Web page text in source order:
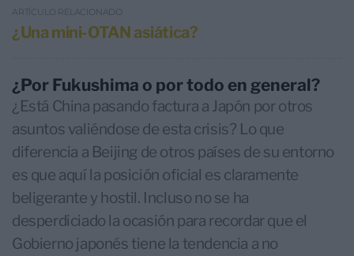
ARTÍCULO RELACIONADO
¿Una mini-OTAN asiática?
¿Por Fukushima o por todo en general?
¿Está China pasando factura a Japón por otros
asuntos valiéndose de esta crisis? Lo que
diferencia a Beijing de otros países de su entorno
es que aquí la posición oficial es claramente
beligerante y hostil. Incluso no se ha
desperdiciado la ocasión para recordar que el
Gobierno japonés tiene la tendencia a no